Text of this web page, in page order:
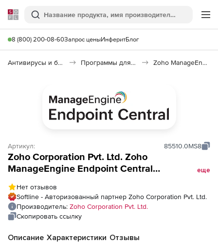
Softline
Поиск
8 (800) 200-08-60Запрос ценыИнферитБлог
Антивирусы и безопасность Программы для защиты информации Zoho ManageEngine Endpoint Central
Артикул: 85510.0MS8
Zoho Corporation Pvt. Ltd. Zoho
ManageEngine Endpoint Central
Perpetual Licensing Model Annual), fee for
2500 Servers and Single User License
еще
Нет отзывов
Softline - Авторизованный партнер Zoho Corporation Pvt. Ltd.
Производитель: Zoho Corporation Pvt. Ltd.
Скопировать ссылку
Описание Характеристики Отзывы